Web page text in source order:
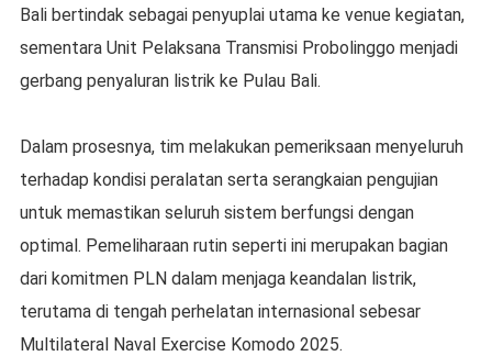
Bali bertindak sebagai penyuplai utama ke venue kegiatan,
sementara Unit Pelaksana Transmisi Probolinggo menjadi
gerbang penyaluran listrik ke Pulau Bali.
Dalam prosesnya, tim melakukan pemeriksaan menyeluruh
terhadap kondisi peralatan serta serangkaian pengujian
untuk memastikan seluruh sistem berfungsi dengan
optimal. Pemeliharaan rutin seperti ini merupakan bagian
dari komitmen PLN dalam menjaga keandalan listrik,
terutama di tengah perhelatan internasional sebesar
Multilateral Naval Exercise Komodo 2025.